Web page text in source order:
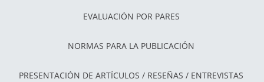
EVALUACIÓN POR PARES
NORMAS PARA LA PUBLICACIÓN
PRESENTACIÓN DE ARTÍCULOS / RESEÑAS / ENTREVISTAS